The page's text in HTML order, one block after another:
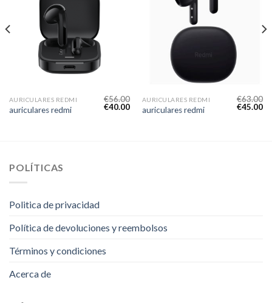
AURICULARES REDMI
auriculares redmi
€56.00
€40.00
AURICULARES REDMI
auriculares redmi
€63.00
€45.00
POLÍTICAS
Politica de privacidad
Política de devoluciones y reembolsos
Términos y condiciones
Acerca de